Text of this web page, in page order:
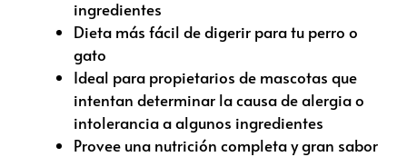
ingredientes
Dieta más fácil de digerir para tu perro o
gato
Ideal para propietarios de mascotas que
intentan determinar la causa de alergia o
intolerancia a algunos ingredientes
Provee una nutrición completa y gran sabor